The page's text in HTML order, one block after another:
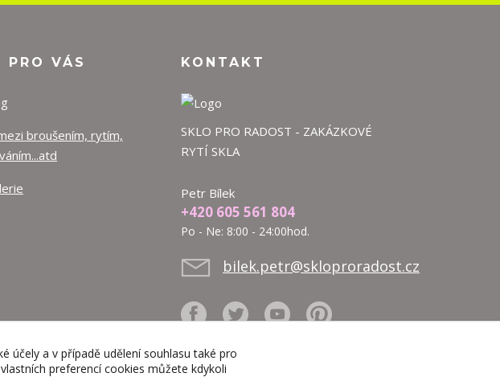
PRO VÁS
broušením, rytím,
KONTAKT
SKLO PRO RADOST - ZAKÁZKOVÉ
RYTÍ SKLA
Petr Bílek
+420 605 561 804
Po - Ne: 8:00 - 24:00hod.
bilek.petr@skloproradost.cz
účely a v případě udělení souhlasu také pro
preferencí cookies můžete kdykoli